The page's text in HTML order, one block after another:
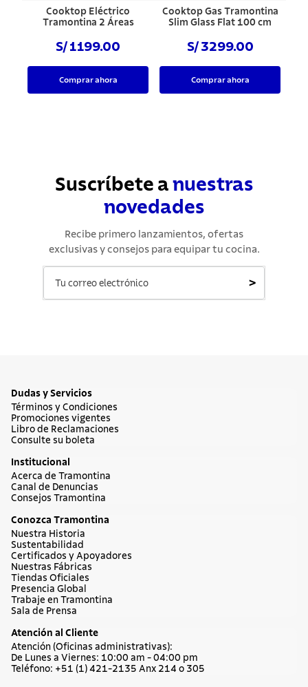
Cooktop Eléctrico
Tramontina 2 Áreas
S/ 1199.00
Comprar ahora
Cooktop Gas Tramontina
Slim Glass Flat 100 cm
S/ 3299.00
Comprar ahora
Suscríbete a nuestras
novedades
Recibe primero lanzamientos, ofertas
exclusivas y consejos para equipar tu cocina.
>
Dudas y Servicios
Términos y Condiciones
Promociones vigentes
Libro de Reclamaciones
Consulte su boleta
Institucional
Acerca de Tramontina
Canal de Denuncias
Consejos Tramontina
Conozca Tramontina
Nuestra Historia
Sustentabilidad
Certificados y Apoyadores
Nuestras Fábricas
Tiendas Oficiales
Presencia Global
Trabaje en Tramontina
Sala de Prensa
Atención al Cliente
Atención (Oficinas administrativas):
De Lunes a Viernes: 10:00 am - 04:00 pm
Teléfono: +51 (1) 421-2135 Anx 214 o 305